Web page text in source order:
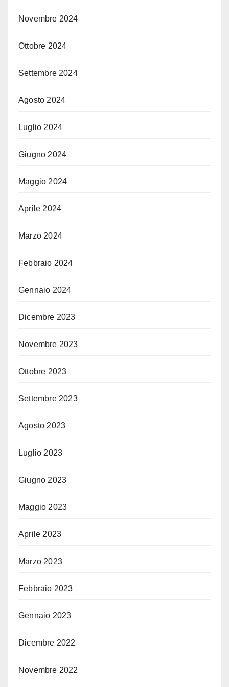
Novembre 2024
Ottobre 2024
Settembre 2024
Agosto 2024
Luglio 2024
Giugno 2024
Maggio 2024
Aprile 2024
Marzo 2024
Febbraio 2024
Gennaio 2024
Dicembre 2023
Novembre 2023
Ottobre 2023
Settembre 2023
Agosto 2023
Luglio 2023
Giugno 2023
Maggio 2023
Aprile 2023
Marzo 2023
Febbraio 2023
Gennaio 2023
Dicembre 2022
Novembre 2022